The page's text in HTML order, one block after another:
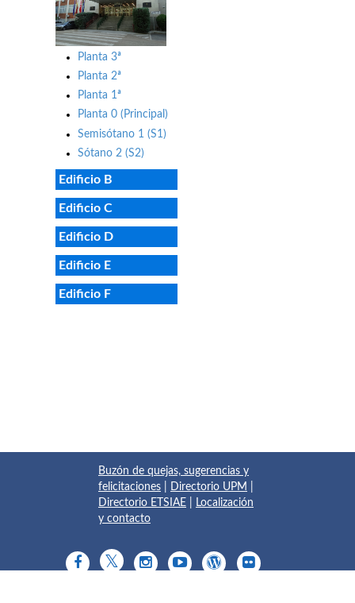
Planta 3ª
Planta 2ª
Planta 1ª
Planta 0 (Principal)
Semisótano 1 (S1)
Sótano 2 (S2)
Edificio B
Edificio C
Edificio D
Edificio E
Edificio F
Buzón de quejas, sugerencias y
felicitaciones
Directorio UPM
Directorio ETSIAE
Localización
y contacto